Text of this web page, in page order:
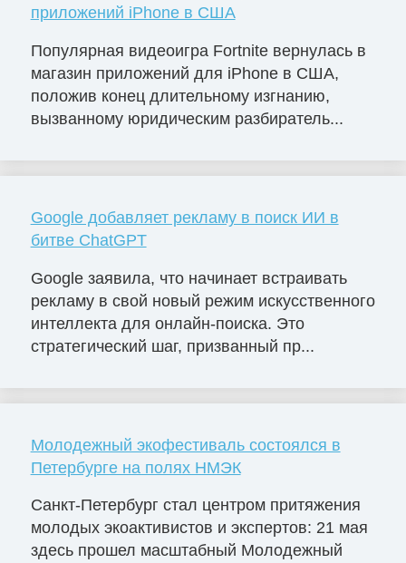
приложений iPhone в США
Популярная видеоигра Fortnite вернулась в
магазин приложений для iPhone в США,
положив конец длительному изгнанию,
вызванному юридическим разбиратель...
Google добавляет рекламу в поиск ИИ в
битве ChatGPT
Google заявила, что начинает встраивать
рекламу в свой новый режим искусственного
интеллекта для онлайн-поиска. Это
стратегический шаг, призванный пр...
Молодежный экофестиваль состоялся в
Петербурге на полях НМЭК
Санкт-Петербург стал центром притяжения
молодых экоактивистов и экспертов: 21 мая
здесь прошел масштабный Молодежный